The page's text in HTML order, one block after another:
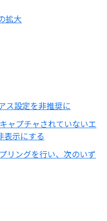
拡大
ス設定を非推奨に
ャプチャされていないエ
表示にする
リングを行い、次のいず